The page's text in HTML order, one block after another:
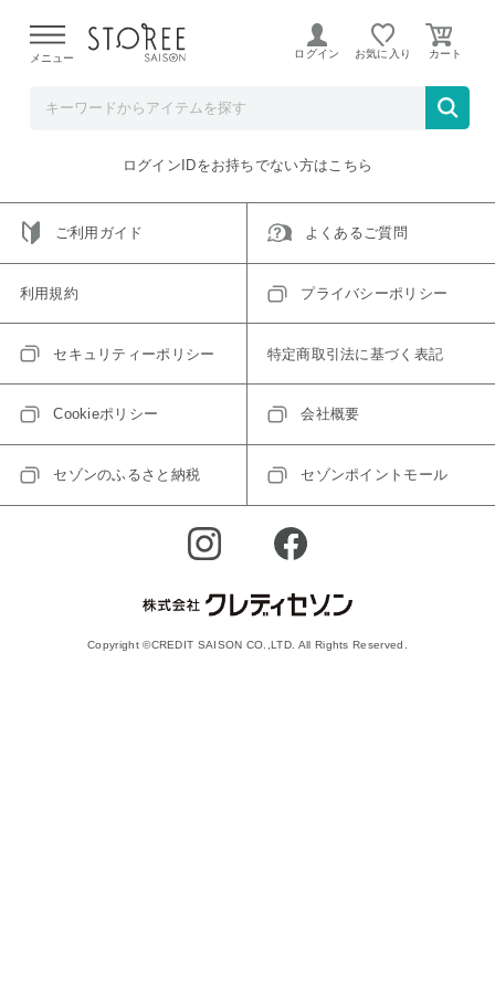
よる配送遅延が発生しております。
メニュー ログイン お気に入り
ご指定のアイテムは取り扱い終了、またはただいま取り扱い
トップへ戻る
ログインIDをお持ちでない方はこちら
ご利用ガイド よくあるご質問
利用規約 プライバシーポリシー
セキュリティーポリシー 特定商取引法に基づく表記
Cookieポリシー 会社概要
セゾンのふるさと納税 セゾンポイントモール
Copyright ©CREDIT SAISON CO.,LTD. All Rights Reserved.